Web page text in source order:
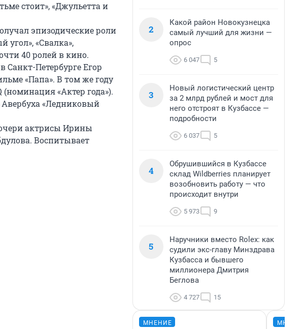
стоит», «Джульетта и
эпизодические роли
угол», «Свалка»,
40 ролей в кино.
Санкт-Петербурге Егор
«Папа». В том же году
(номинация «Актер года»).
Авербуха «Ледниковый
актрисы Ирины
Воспитывает
2
Какой район Новокузнецка
самый лучший для жизни —
опрос
6 047 5
3
Новый логистический центр
за 2 млрд рублей и мост для
него отстроят в Кузбассе —
подробности
6 037 5
4
Обрушившийся в Кузбассе
склад Wildberries планирует
возобновить работу — что
происходит внутри
5 973 9
5
Наручники вместо Rolex: как
судили экс-главу Минздрава
Кузбасса и бывшего
миллионера Дмитрия
Беглова
4 727 15
МНЕНИЕ